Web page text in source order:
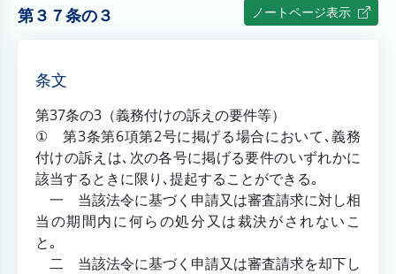
第３７条の３ ノートページ表示
条文
第37条の3（義務付けの訴えの要件等）
① 第3条第6項第2号に掲げる場合において､義務
付けの訴えは､次の各号に掲げる要件のいずれかに
該当するときに限り､提起することができる｡
一 当該法令に基づく申請又は審査請求に対し相
当の期間内に何らの処分又は裁決がされないこ
と｡
二 当該法令に基づく申請又は審査請求を却下し